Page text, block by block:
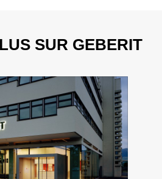
SUR GEBERIT